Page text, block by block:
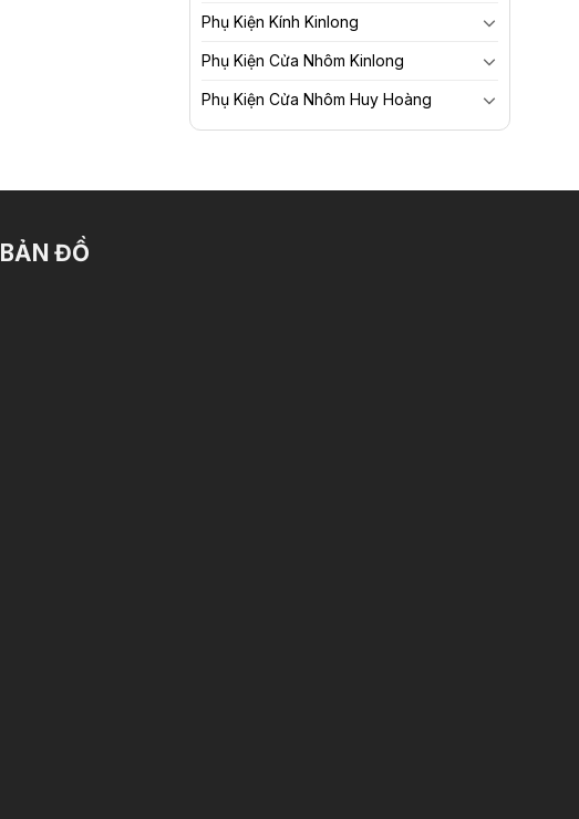
Phụ Kiện Kính Kinlong
Phụ Kiện Cửa Nhôm Kinlong
Phụ Kiện Cửa Nhôm Huy Hoàng
BẢN ĐỒ